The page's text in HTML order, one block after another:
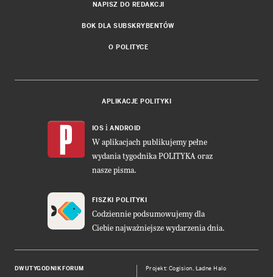
NAPISZ DO REDAKCJI
BOK DLA SUBSKRYBENTÓW
O POLITYCE
APLIKACJE POLITYKI
IOS i ANDROID
W aplikacjach publikujemy pełne
wydania tygodnika POLITYKA oraz
nasze pisma.
FISZKI POLITYKI
Codziennie podsumowujemy dla
Ciebie najważniejsze wydarzenia dnia.
DWUTYGODNIK FORUM Projekt:Cogision, Ładne Halo